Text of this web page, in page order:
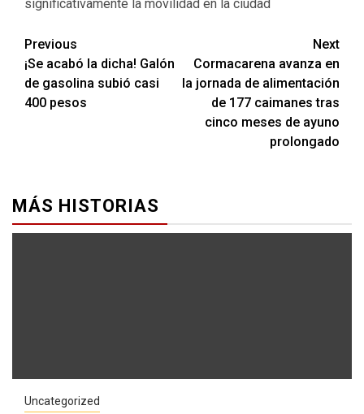
significativamente la movilidad en la ciudad
Previous
¡Se acabó la dicha! Galón
de gasolina subió casi
400 pesos
Next
Cormacarena avanza en
la jornada de alimentación
de 177 caimanes tras
cinco meses de ayuno
prolongado
MÁS HISTORIAS
Uncategorized